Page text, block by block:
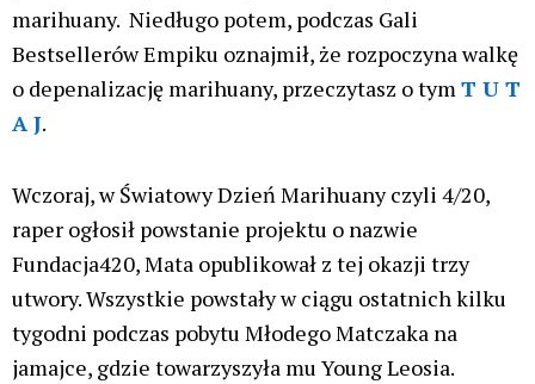
marihuany. Niedługo potem, podczas Gali
Bestsellerów Empiku oznajmił, że rozpoczyna walkę
o depenalizację marihuany, przeczytasz o tym T U T
A J.
Wczoraj, w Światowy Dzień Marihuany czyli 4/20,
raper ogłosił powstanie projektu o nazwie
Fundacja420, Mata opublikował z tej okazji trzy
utwory. Wszystkie powstały w ciągu ostatnich kilku
tygodni podczas pobytu Młodego Matczaka na
jamajce, gdzie towarzyszyła mu Young Leosia.